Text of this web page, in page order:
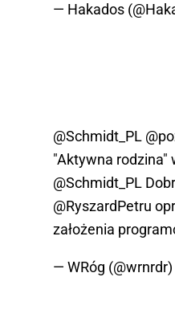
— Hakados
@Schmidt_PL
"Aktywna rodzina"
@Schmidt_PL
@RyszardPetru
założenia
— WRóg (@wrnrdr)